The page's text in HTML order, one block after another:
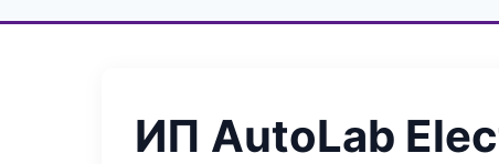
ИП AutoLab